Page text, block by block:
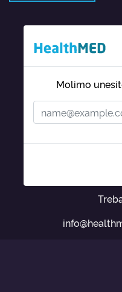
Molimo